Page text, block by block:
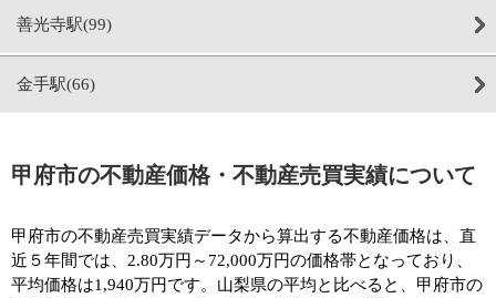
善光寺駅(99)
金手駅(66)
甲府市の不動産価格・不動産売買実績について
甲府市の不動産売買実績データから算出する不動産価格は、直
近５年間では、2.80万円～72,000万円の価格帯となっており、
平均価格は1,940万円です。山梨県の平均と比べると、甲府市の